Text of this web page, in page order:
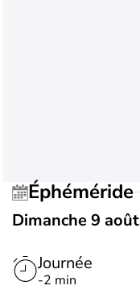
Éphéméride
Dimanche 9 août
Journée
-2 min